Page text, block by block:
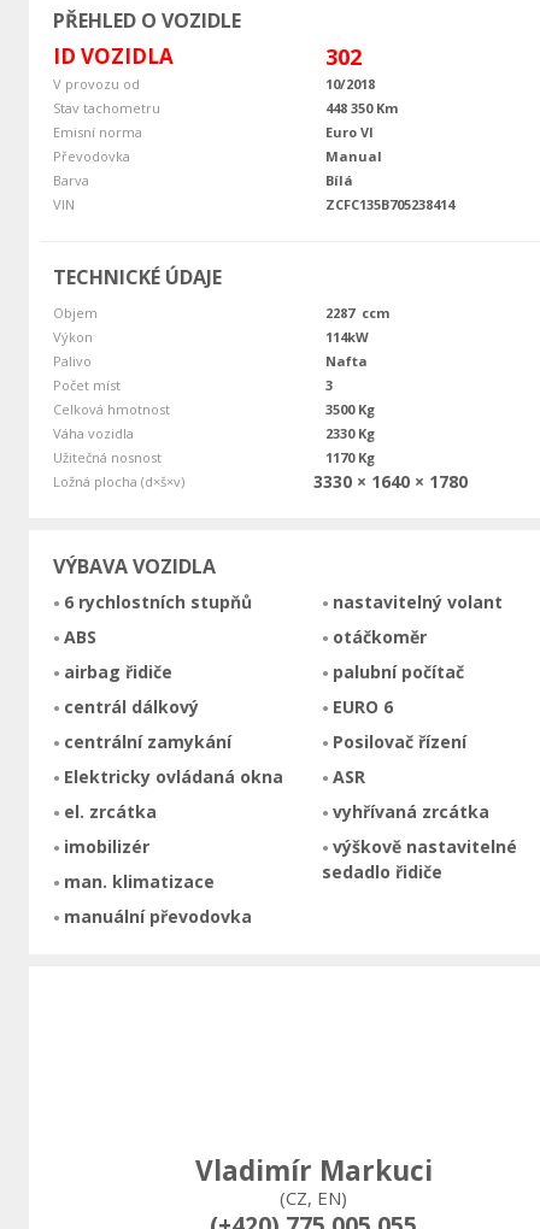
PŘEHLED O VOZIDLE
ID VOZIDLA 302
V provozu od
10/2018
Stav tachometru
448 350 Km
Emisní norma
Euro VI
Převodovka
Manual
Barva
Bílá
VIN
ZCFC135B705238414
TECHNICKÉ ÚDAJE
Objem
2287 ccm
Výkon
114kW
Palivo
Nafta
Počet míst
3
Celková hmotnost
3500 Kg
Váha vozidla
2330 Kg
Užitečná nosnost
1170 Kg
Ložná plocha (d×š×v)
3330 × 1640 × 1780
VÝBAVA VOZIDLA
6 rychlostních stupňů
ABS
airbag řidiče
centrál dálkový
centrální zamykání
Elektricky ovládaná okna
el. zrcátka
imobilizér
man. klimatizace
manuální převodovka
nastavitelný volant
otáčkoměr
palubní počítač
EURO 6
Posilovač řízení
ASR
vyhřívaná zrcátka
výškově nastavitelné
sedadlo řidiče
Vladimír Markuci
(CZ, EN)